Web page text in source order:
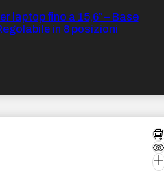
laptop fino a 15,6″ – Base
in 8 posizioni